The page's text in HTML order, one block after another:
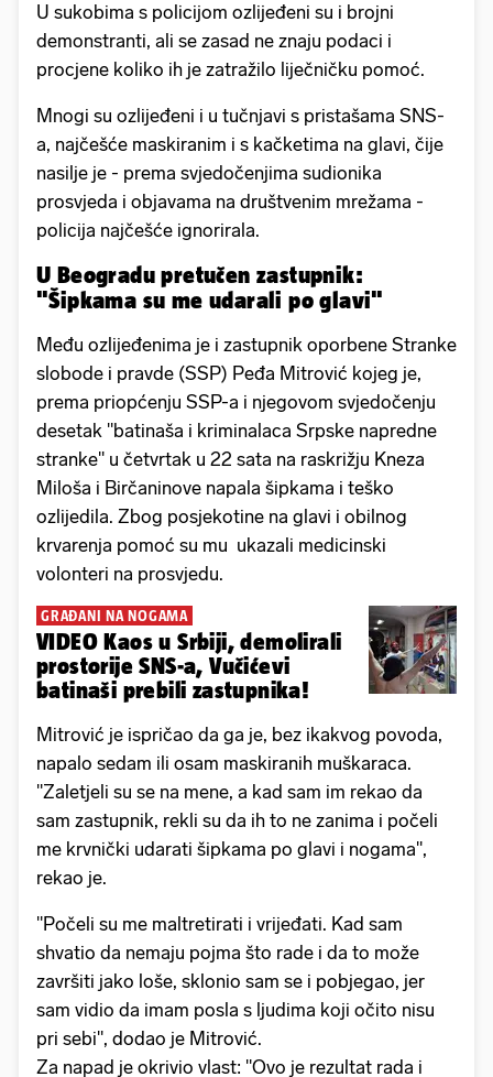
U sukobima s policijom ozlijeđeni su i brojni
demonstranti, ali se zasad ne znaju podaci i
procjene koliko ih je zatražilo liječničku pomoć.
Mnogi su ozlijeđeni i u tučnjavi s pristašama SNS-
a, najčešće maskiranim i s kačketima na glavi, čije
nasilje je - prema svjedočenjima sudionika
prosvjeda i objavama na društvenim mrežama -
policija najčešće ignorirala.
U Beogradu pretučen zastupnik:
"Šipkama su me udarali po glavi"
Među ozlijeđenima je i zastupnik oporbene Stranke
slobode i pravde (SSP) Peđa Mitrović kojeg je,
prema priopćenju SSP-a i njegovom svjedočenju
desetak "batinaša i kriminalaca Srpske napredne
stranke" u četvrtak u 22 sata na raskrižju Kneza
Miloša i Birčaninove napala šipkama i teško
ozlijedila. Zbog posjekotine na glavi i obilnog
krvarenja pomoć su mu ukazali medicinski
volonteri na prosvjedu.
GRAĐANI NA NOGAMA
VIDEO Kaos u Srbiji, demolirali
prostorije SNS-a, Vučićevi
batinaši prebili zastupnika!
Mitrović je ispričao da ga je, bez ikakvog povoda,
napalo sedam ili osam maskiranih muškaraca.
"Zaletjeli su se na mene, a kad sam im rekao da
sam zastupnik, rekli su da ih to ne zanima i počeli
me krvnički udarati šipkama po glavi i nogama",
rekao je.
"Počeli su me maltretirati i vrijeđati. Kad sam
shvatio da nemaju pojma što rade i da to može
završiti jako loše, sklonio sam se i pobjegao, jer
sam vidio da imam posla s ljudima koji očito nisu
pri sebi", dodao je Mitrović.
Za napad je okrivio vlast: "Ovo je rezultat rada i